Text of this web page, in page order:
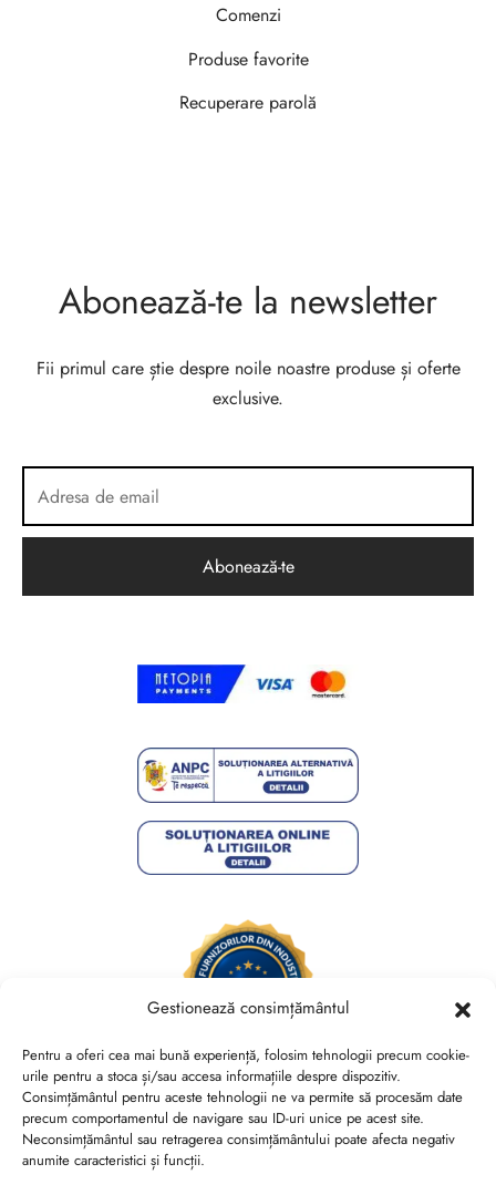
Gestionează consimțământul
Pentru a oferi cea mai bună experiență, folosim tehnologii precum cookie-
urile pentru a stoca și/sau accesa informațiile despre dispozitiv.
Consimțământul pentru aceste tehnologii ne va permite să procesăm date
precum comportamentul de navigare sau ID-uri unice pe acest site.
Neconsimțământul sau retragerea consimțământului poate afecta negativ
anumite caracteristici și funcții.
Comenzi
Produse favorite
Recuperare parolă
Abonează-te la newsletter
Fii primul care știe despre noile noastre produse și oferte
exclusive.
Brides Shoes By Veronesse S.R.L.
RO44730767, J40/13882/2021, Cod CAEN 1520
Str. Nicolae Canea, Nr. 53, Sector 2, Bucuresti